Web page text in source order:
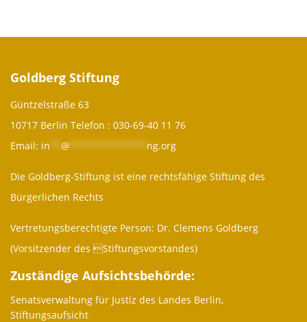
Goldberg Stiftung
Güntzelstraße 63
10717 Berlin Telefon : 030-69-40 11 76
Email: in @ ************** ng.org
Die Goldberg-Stiftung ist eine rechtsfähige Stiftung des
Bürgerlichen Rechts
Vertretungsberechtigte Person: Dr. Clemens Goldberg
(Vorsitzender des Stiftungsvorstandes)
Zuständige Aufsichtsbehörde:
Senatsverwaltung für Justiz des Landes Berlin,
Stiftungsaufsicht